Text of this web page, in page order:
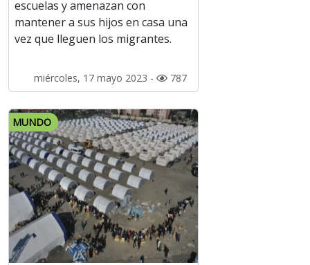
escuelas y amenazan con
mantener a sus hijos en casa una
vez que lleguen los migrantes.
miércoles, 17 mayo 2023 - 787
MUNDO